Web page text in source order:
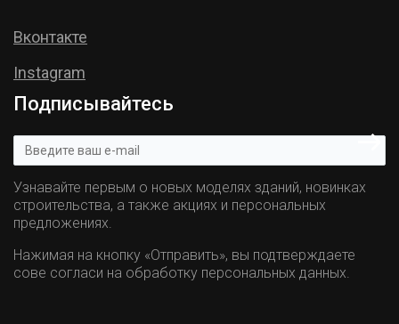
Вконтакте
Instagram
Подписывайтесь
Узнавайте первым о новых моделях зданий, новинках
строительства, а также акциях и персональных
предложениях.
Нажимая на кнопку «Отправить», вы подтверждаете
сове согласи на обработку персональных данных.